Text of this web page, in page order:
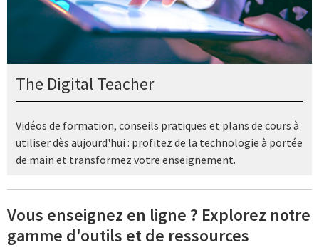
The Digital Teacher
Vidéos de formation, conseils pratiques et plans de cours à
utiliser dès aujourd'hui : profitez de la technologie à portée
de main et transformez votre enseignement.
Vous enseignez en ligne ? Explorez notre
gamme d'outils et de ressources